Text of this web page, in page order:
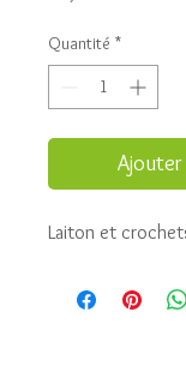
Quantité *
Ajouter
Laiton et